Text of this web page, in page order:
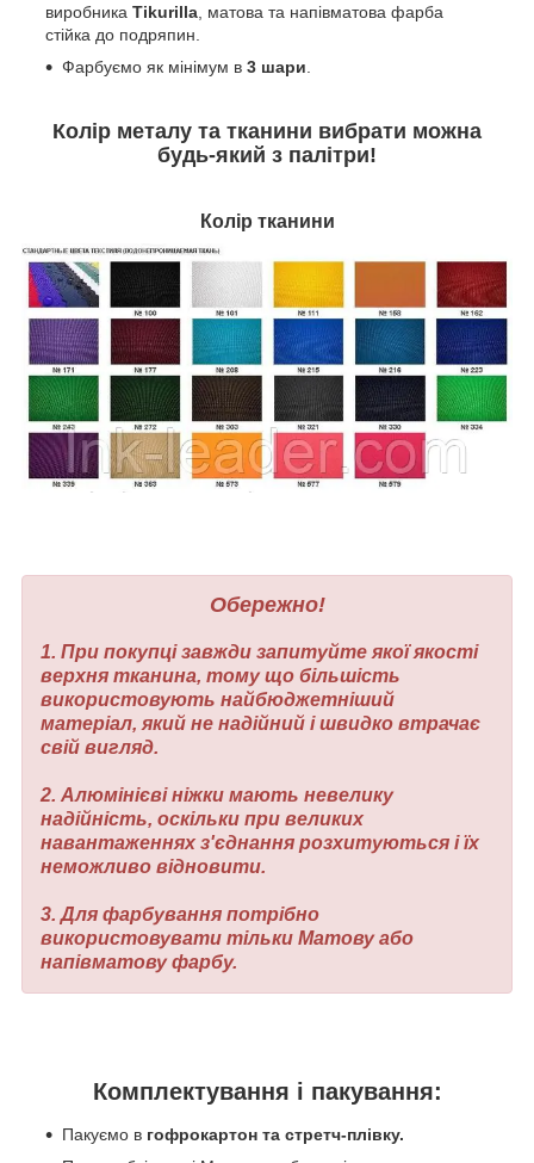
виробника Tikurilla , матова та напівматова фарба
стійка до подряпин.
Фарбуємо як мінімум в 3 шари
Колір металу та тканини вибрати можна
будь-який з палітри!
Колір тканини
Обережно!
1. При покупці завжди запитуйте якої якості
верхня тканина, тому що більшість
використовують найбюджетніший
матеріал, який не надійний і швидко втрачає
свій вигляд.
2. Алюмінієві ніжки мають невелику
надійність, оскільки при великих
навантаженнях з'єднання розхитуються і їх
неможливо відновити.
3. Для фарбування потрібно
використовувати тільки Матову або
напівматову фарбу.
Комплектування і пакування:
Пакуємо в гофрокартон та стретч-плівку.